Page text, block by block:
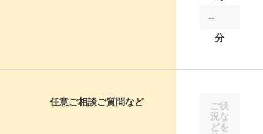
分
任意ご相談ご質問など